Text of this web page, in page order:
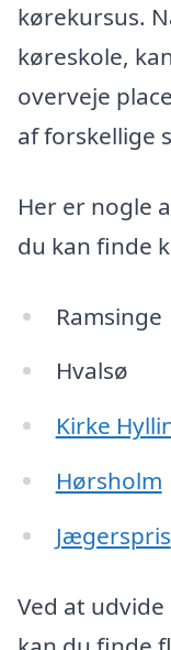
kørekursus.
køreskole,
overveje
af forskellige
Her er nogle
du kan finde
Ramsinge
Hvalsø
Kirke
Hørsholm
Jægerspris
Ved at